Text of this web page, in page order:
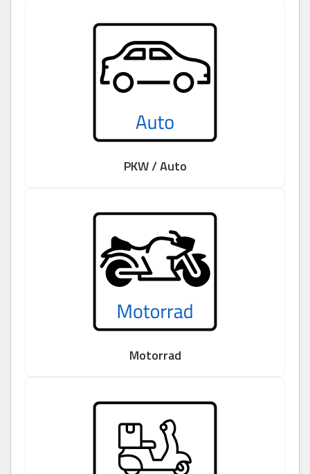
PKW / Auto
Motorrad